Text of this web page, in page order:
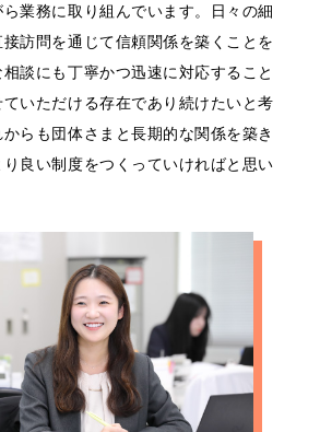
業務に取り組んでいます。日々の細
訪問を通じて信頼関係を築くことを
談にも丁寧かつ迅速に対応すること
いただける存在であり続けたいと考
らも団体さまと長期的な関係を築き
良い制度をつくっていければと思い